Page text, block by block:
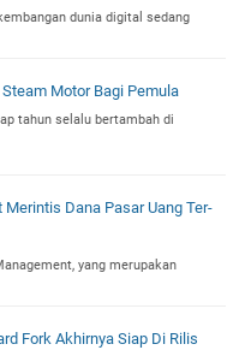
dunia digital sedang
Motor Bagi Pemula
tahun selalu bertambah di
Dana Pasar Uang Ter-
yang merupakan
Fork Akhirnya Siap Di Rilis